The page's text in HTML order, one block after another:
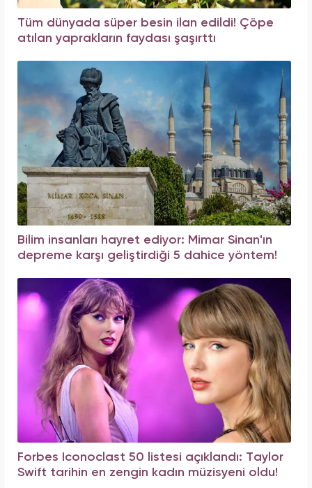
Tüm dünyada süper besin ilan edildi! Çöpe
atılan yaprakların faydası şaşırttı
Bilim insanları hayret ediyor: Mimar Sinan'ın
depreme karşı geliştirdiği 5 dahice yöntem!
Forbes Iconoclast 50 listesi açıklandı: Taylor
Swift tarihin en zengin kadın müzisyeni oldu!